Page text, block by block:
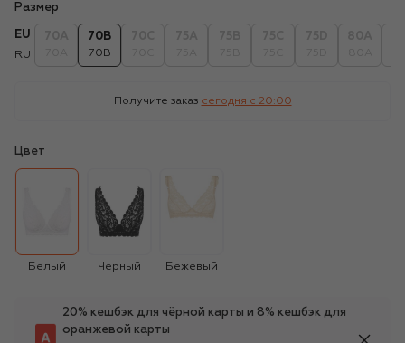
Размер
EU
RU
70B
70B
Получите заказ сегодня c 20:00
Цвет
Белый Черный Бежевый
20% кешбэк для чёрной карты и 8% кешбэк для
оранжевой карты